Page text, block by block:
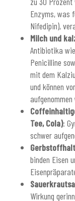
Enzyms, was
Nifedipin),
Milch und
Antibiotika
Penicilline
mit dem
und können
Tee, Cola):
schwer
binden Eisen
Wirkung